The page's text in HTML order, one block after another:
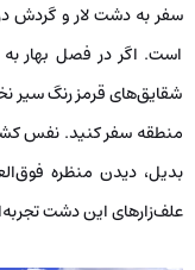
سفر به دشت لار و گردش
است. اگر در فصل بهار
شقایق‌های قرمز رنگ سیر
منطقه سفر کنید. نفس
بدیل، دیدن منظره
علف‌زارهای این دشت